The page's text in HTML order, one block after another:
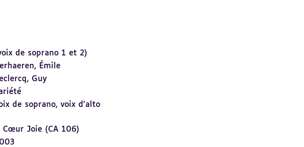
de soprano 1 et 2)
Émile
Guy
de soprano, voix d'alto
Cœur Joie (CA 106)